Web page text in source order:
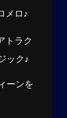
メロ♪
トラク
ック♪
ーンを